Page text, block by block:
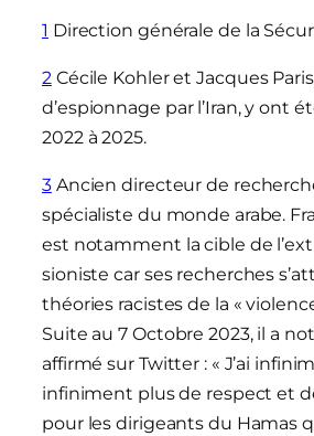
1 Direction générale de la
2Cécile Kohler et Jacques
d’espionnage par l’Iran, y ont
2022 à 2025.
3Ancien directeur de
spécialiste du monde arabe.
est notamment la cible de
sioniste car ses recherches
théories racistes de la «
Suite au 7 Octobre 2023, il a
affirmé sur Twitter : « J’ai
infiniment plus de respect et
pour les dirigeants du Hamas